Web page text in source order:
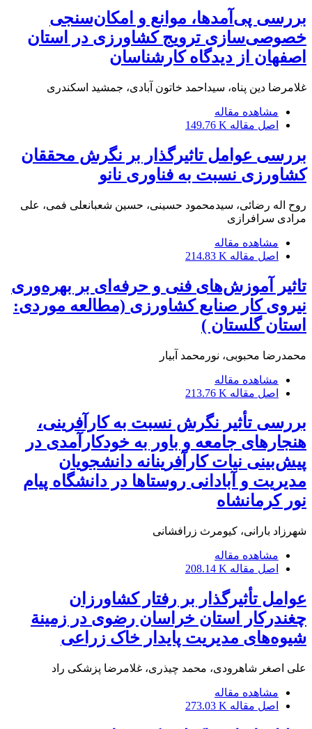
بررسی پی‌آمدها، موانع و امکان‌سنجی
خصوصی‌سازی ترویج کشاورزی در استان
اصفهان از دیدگاه کارشناسان
غلامرضا دین پناه، سیداحمد خاتون آبادی، جمشید اسکندری
مشاهده مقاله
اصل مقاله 149.76 K
بررسی عوامل تاثیرگذار بر نگرش محققان
کشاورزی نسبت به فناوری‌ نانو
روح اله رضائی، سیدمحمود حسینی، حسین شعبانعلی فمی، علی
مرادی سرافرازی
مشاهده مقاله
اصل مقاله 214.83 K
تاثیر آموزش‌های فنی و حرفه‌ای بر بهره‌وری
نیروی کار صنایع کشاورزی (مطالعه موردی:
استان گلستان )
محمدرضا محبوبی، نورمحمد آبیار
مشاهده مقاله
اصل مقاله 213.76 K
بررسی تأثیر نگرش نسبت به کارآفرینی،
هنجارهای جامعه و باور به خودکارآمدی در
پیش‌بینی نیات کارآفرینانه دانشجویان
مدیریت و آبادانی روستاها در دانشگاه پیام
نور کرمانشاه
شهرزاد بارانی، کیومرث زرافشانی
مشاهده مقاله
اصل مقاله 208.14 K
عوامل تأثیرگذار بر رفتار کشاورزان
چغندرکار استان خراسان رضوی در زمینة
شیوه‌های مدیریت پایدار خاک زراعی
علی اصغر شاهرودی، محمد چیذری، غلامرضا پزشکی راد
مشاهده مقاله
اصل مقاله 273.03 K